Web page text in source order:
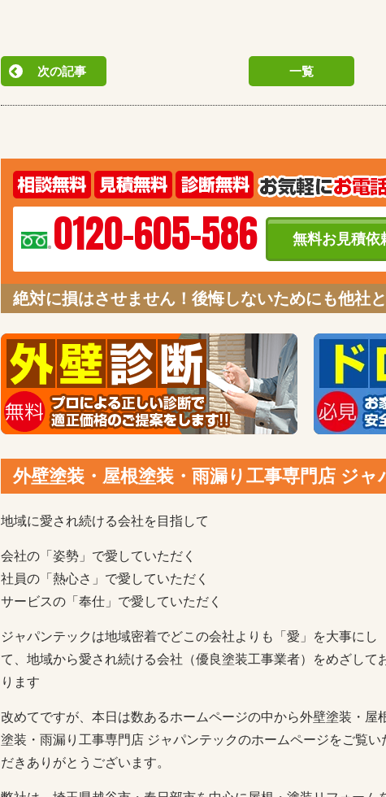
次の記事 一覧
0120-605-586 無料お見積依
絶対に損はさせません！後悔しないためにも他社
外壁塗装・屋根塗装・雨漏り工事専門店 ジ
地域に愛され続ける会社を目指して
会社の「姿勢」で愛していただく
社員の「熱心さ」で愛していただく
サービスの「奉仕」で愛していただく
ジャパンテックは地域密着でどこの会社よりも「愛」を大事にし
て、地域から愛され続ける会社（優良塗装工事業者）をめざして
ります
改めてですが、本日は数あるホームページの中から外壁塗装・屋
塗装・雨漏り工事専門店 ジャパンテックのホームページをご覧い
だきありがとうございます。